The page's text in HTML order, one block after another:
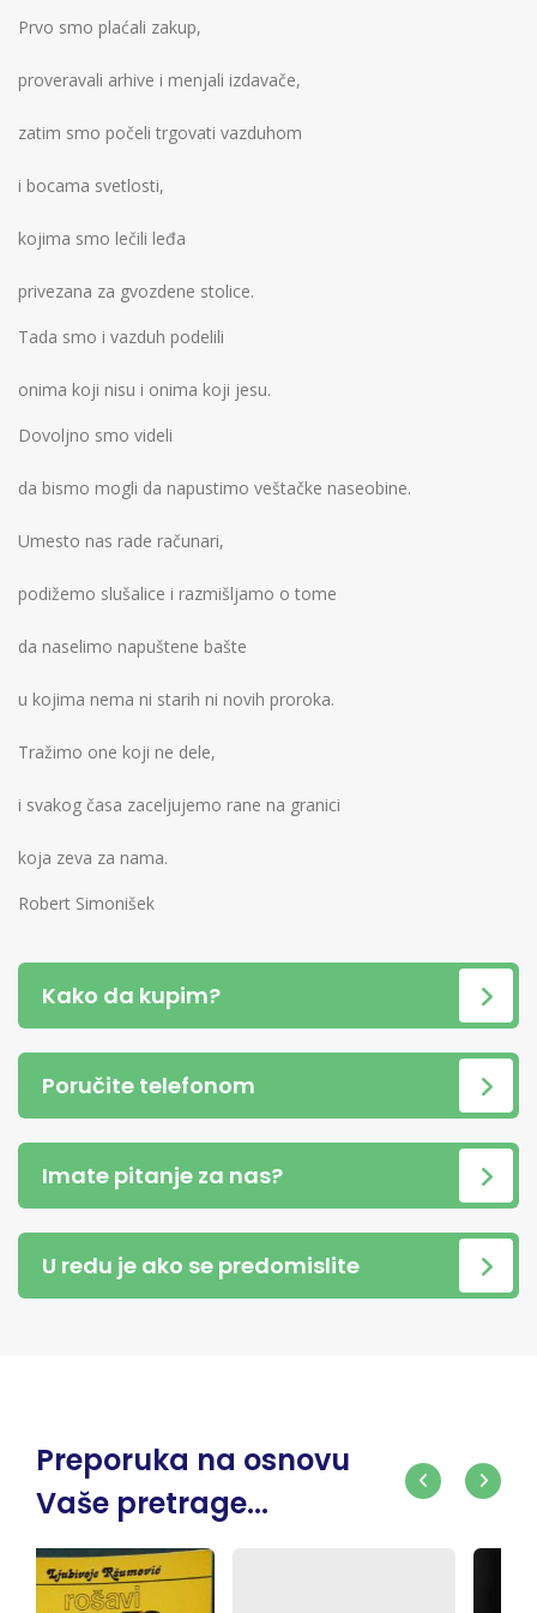
Prvo smo plaćali zakup,
proveravali arhive i menjali izdavače,
zatim smo počeli trgovati vazduhom
i bocama svetlosti,
kojima smo lečili leđa
privezana za gvozdene stolice.
Tada smo i vazduh podelili
onima koji nisu i onima koji jesu.
Dovoljno smo videli
da bismo mogli da napustimo veštačke naseobine.
Umesto nas rade računari,
podižemo slušalice i razmišljamo o tome
da naselimo napuštene bašte
u kojima nema ni starih ni novih proroka.
Tražimo one koji ne dele,
i svakog časa zaceljujemo rane na granici
koja zeva za nama.
Robert Simonišek
Kako da kupim?
Poručite telefonom
Imate pitanje za nas?
U redu je ako se predomislite
Preporuka na osnovu
Vaše pretrage...